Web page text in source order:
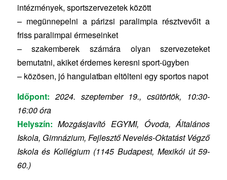
intézmények, sportszervezetek között
– megünnepelni a párizsi paralimpia résztvevőit a
friss paralimpai érmeseinket
– szakemberek számára olyan szervezeteket
bemutatni, akiket érdemes keresni sport-ügyben
– közösen, jó hangulatban eltölteni egy sportos napot
Időpont: 2024. szeptember 19., csütörtök, 10:30-
16:00 óra
Helyszín: Mozgásjavító EGYMI, Óvoda, Általános
Iskola, Gimnázium, Fejlesztő Nevelés-Oktatást Végző
Iskola és Kollégium (1145 Budapest, Mexikói út 59-
60.)